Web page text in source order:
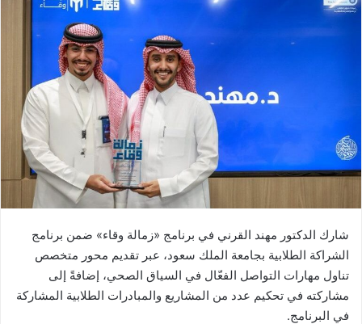
شارك الدكتور مهند القرني في برنامج «زمالة وقاء» ضمن برنامج
الشراكة الطلابية بجامعة الملك سعود، عبر تقديم محور متخصص
تناول مهارات التواصل الفعّال في السياق الصحي، إضافةً إلى
مشاركته في تحكيم عدد من المشاريع والمبادرات الطلابية المشاركة
في البرنامج.